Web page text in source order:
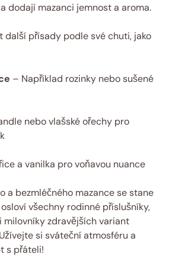
dodají mazanci jemnost a aroma.
další ‍přísady podle své chuti, ⁢jako‍
– Například⁤ rozinky ‍nebo sušené
⁢nebo vlašské‌ ořechy ⁤pro
a vanilka pro voňavou‌ nuance
a ‌bezmléčného mazance‍ se stane
všechny rodinné příslušníky,
​milovníky ⁢zdravějších variant
si⁣ sváteční atmosféru ⁣a
s přáteli!